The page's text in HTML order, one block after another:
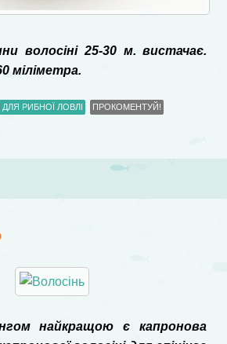
волосіні 25-30 м. вистачає.
міліметра.
ДЛЯ РИБНОЇ ЛОВЛІ ПРОКОМЕНТУЙ!
найкращою є капронова